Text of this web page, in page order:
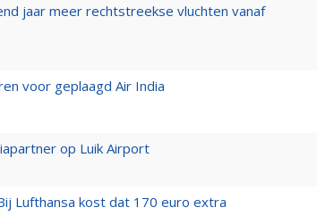
jaar meer rechtstreekse vluchten vanaf
voor geplaagd Air India
op Luik Airport
Lufthansa kost dat 170 euro extra